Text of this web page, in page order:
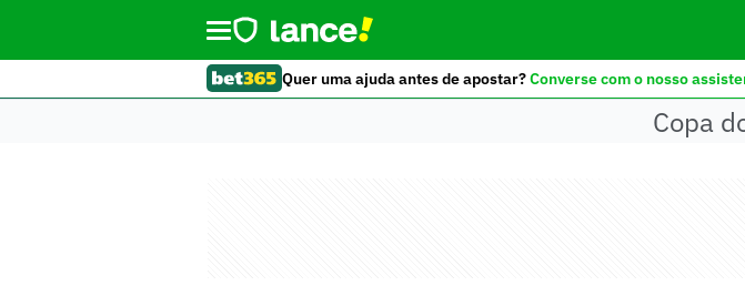
Quer uma ajuda antes de apostar?Converse com o nosso
Copa